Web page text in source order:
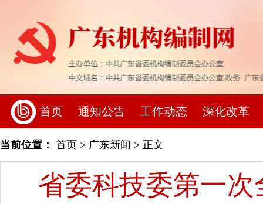
首页 通知公告 工作动态 深化改革
当前位置： 首页 > 广东新闻 > 正文
省委科技委第一